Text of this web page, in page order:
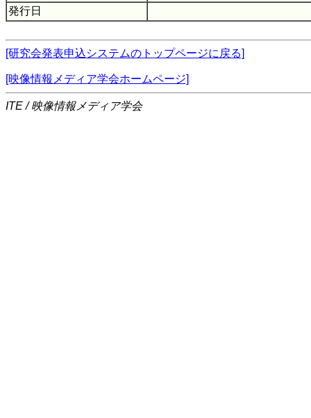
発行日
[研究会発表申込システムのトップページに戻る]
[映像情報メディア学会ホームページ]
ITE / 映像情報メディア学会